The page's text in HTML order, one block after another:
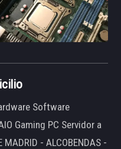
Software
Gaming PC Servidor a
MADRID - ALCOBENDAS -